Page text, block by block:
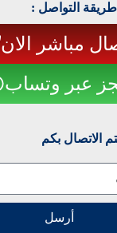
التواصل :
مباشر الان
عبر وتساب
الاتصال بكم
أرسل